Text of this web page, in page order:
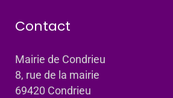
Contact
Mairie de Condrieu
8, rue de la mairie
69420 Condrieu